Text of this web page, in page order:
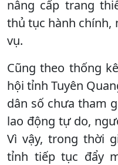
nâng cấp trang
thủ tục hành chính,
vụ.
Cũng theo thống
hội tỉnh Tuyên
dân số chưa tham
lao động tự do,
Vì vậy, trong thời
tỉnh tiếp tục đẩy